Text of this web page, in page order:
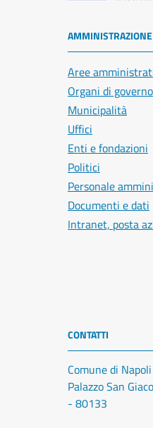
AMMINISTRAZIONE
Aree
Organi di governo
Municipalità
Uffici
Enti e fondazioni
Politici
Personale
Documenti e dati
Intranet, posta
CONTATTI
Comune di Napoli
Palazzo San
- 80133